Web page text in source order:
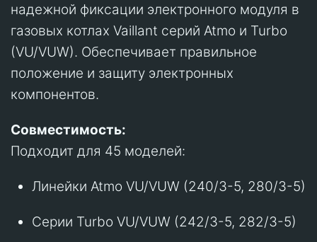
надежной фиксации электронного модуля в
газовых котлах Vaillant серий Atmo и Turbo
(VU/VUW). Обеспечивает правильное
положение и защиту электронных
компонентов.
Совместимость:
Подходит для 45 моделей:
Линейки Atmo VU/VUW (240/3-5, 280/3-5)
Серии Turbo VU/VUW (242/3-5, 282/3-5)